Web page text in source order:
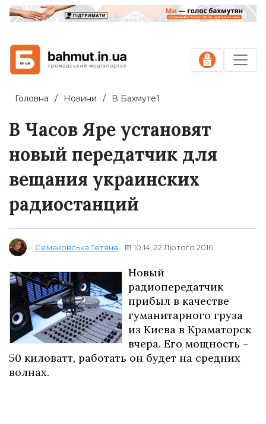
Головна Новини В Бахмуте1
В Часов Яре установят
новый передатчик для
вещания украинских
радиостанций
Семаковська Тетяна 10:14, 22 Лютого 2016
Новый
радиопередатчик
прибыл в качестве
гуманитарного груза
из Киева в Краматорск
вчера. Его мощность –
50 киловатт, работать он будет на средних
волнах.